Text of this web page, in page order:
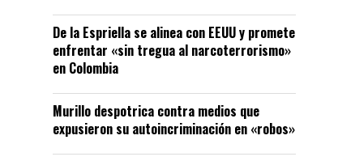
De la Espriella se alinea con EEUU y promete
enfrentar «sin tregua al narcoterrorismo»
en Colombia
Murillo despotrica contra medios que
expusieron su autoincriminación en «robos»